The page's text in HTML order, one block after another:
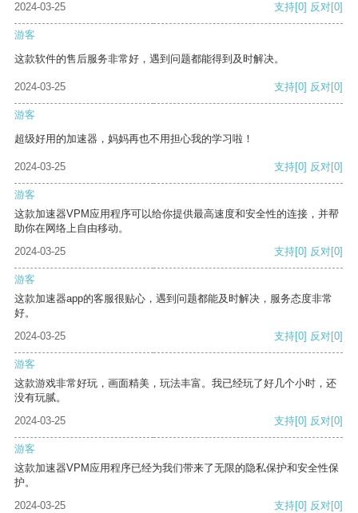
2024-03-25 支持[0] 反对[0]
游客
这款软件的售后服务非常好，遇到问题都能得到及时解决。
2024-03-25 支持[0] 反对[0]
游客
超级好用的加速器，妈妈再也不用担心我的学习啦！
2024-03-25 支持[0] 反对[0]
游客
这款加速器VPM应用程序可以给你提供最高速度和安全性的连接，并帮
助你在网络上自由移动。
2024-03-25
支持[0] 反对[0]
游客
这款加速器app的客服很贴心，遇到问题都能及时解决，服务态度非常
好。
2024-03-25
支持[0] 反对[0]
游客
这款游戏非常好玩，画面精美，玩法丰富。我已经玩了好几个小时，还
没有玩腻。
2024-03-25
支持[0] 反对[0]
游客
这款加速器VPM应用程序已经为我们带来了无限的隐私保护和安全性保
护。
2024-03-25
支持[0] 反对[0]